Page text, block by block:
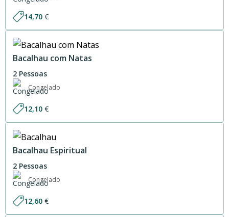
14,70 €
Bacalhau com Natas
2 Pessoas
Congelado
12,10 €
Bacalhau Espiritual
2 Pessoas
Congelado
12,60 €